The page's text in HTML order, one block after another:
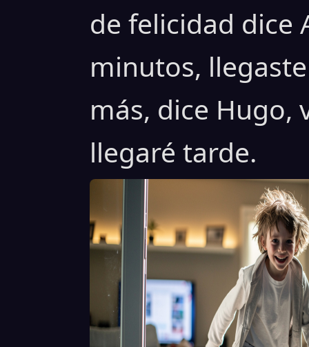
de felicidad dice
minutos,
más, dice Hugo,
llegaré tarde.